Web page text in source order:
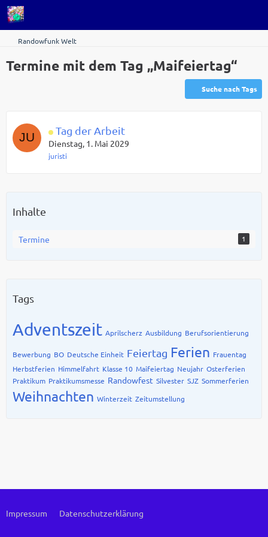
Randowfunk Welt
Termine mit dem Tag „Maifeiertag“
Suche nach Tags
Tag der Arbeit
Dienstag, 1. Mai 2029
juristi
Inhalte
Termine 1
Tags
Adventszeit Aprilscherz Ausbildung Berufsorientierung
Bewerbung BO Deutsche Einheit Feiertag Ferien Frauentag
Herbstferien Himmelfahrt Klasse 10 Maifeiertag Neujahr Osterferien
Praktikum Praktikumsmesse Randowfest Silvester SJZ Sommerferien
Weihnachten Winterzeit Zeitumstellung
Impressum Datenschutzerklärung